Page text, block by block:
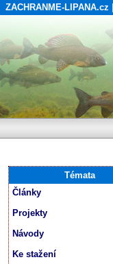
ZACHRANME-LIPANA.cz
Témata
Články
Projekty
Návody
Ke stažení